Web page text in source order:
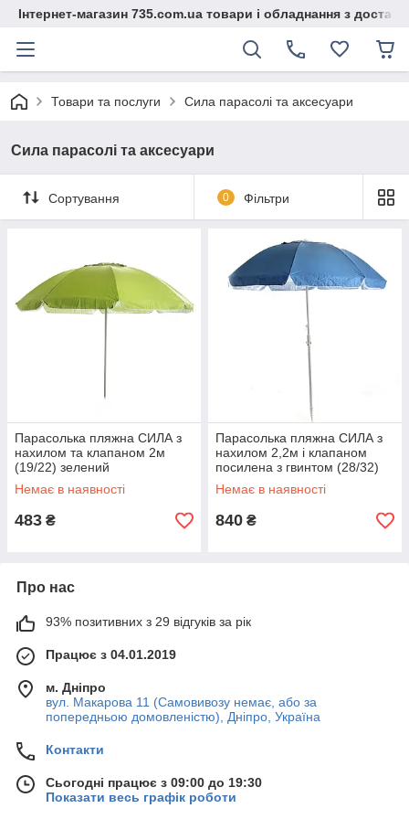
Інтернет-магазин 735.com.ua товари і обладнання з
Товари та послуги Сила парасолі та аксесуари
Сила парасолі та аксесуари
Сортування 0 Фільтри
Парасолька пляжна СИЛА з
нахилом та клапаном 2м
(19/22) зелений
Немає в наявності
483 ₴
Парасолька пляжна СИЛА з
нахилом 2,2м і клапаном
посилена з гвинтом (28/32)
блакитний
Немає в наявності
840 ₴
Про нас
93% позитивних з 29 відгуків за рік
Працює з 04.01.2019
м. Дніпро
вул. Макарова 11 (Самовивозу немає, або за
попередньою домовленістю), Дніпро, Україна
Контакти
Сьогодні працює з 09:00 до 19:30
Показати весь графік роботи